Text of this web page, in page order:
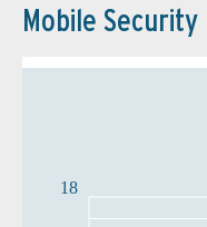
Mobile Security
18